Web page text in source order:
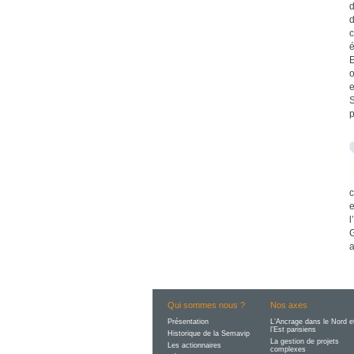
Qui sommes nous ?
Présentation
Historique de la Semavip
Les actionnaires
Nos axes
L’Ancrage dans le Nord
l’Est parisiens
La gestion de projets
complexes